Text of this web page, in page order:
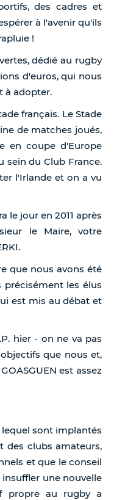
des cadres et
à l'avenir qu'ils
!
dédié au rugby
d'euros, qui nous
à adopter.
français. Le Stade
de matches joués,
en coupe d'Europe
sein du Club France.
l'Irlande et on a vu
le jour en 2011 après
le Maire, votre
que nous avons été
précisément les élus
est mis au débat et
hier - on ne va pas
que nous et,
est assez
sont implantés
des clubs amateurs,
et que le conseil
une nouvelle
propre au rugby a